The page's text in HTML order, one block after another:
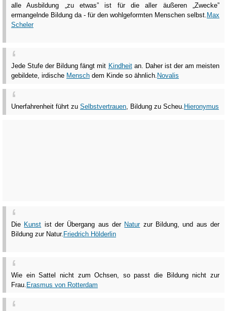
alle Ausbildung „zu etwas” ist für die aller äußeren „Zwecke”
ermangelnde Bildung da - für den wohlgeformten Menschen selbst. Max
Scheler
Jede Stufe der Bildung fängt mit Kindheitan. Daher ist der am meisten
gebildete, irdische Mensch dem Kinde so ähnlich. Novalis
Unerfahrenheit führt zu Selbstvertrauen, Bildung zu Scheu. Hieronymus
Die Kunst ist der Übergang aus der Naturzur Bildung, und aus der
Bildung zur Natur. Friedrich Hölderlin
Wie ein Sattel nicht zum Ochsen, so passt die Bildung nicht zur
Frau. Erasmus von Rotterdam